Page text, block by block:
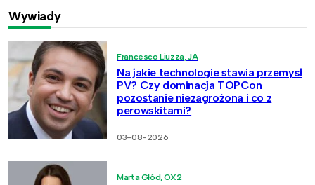
Wywiady
Francesco Liuzza, JA
Na jakie technologie stawia przemysł
PV? Czy dominacja TOPCon
pozostanie niezagrożona i co z
perowskitami?
03-08-2026
Marta Głód, OX2